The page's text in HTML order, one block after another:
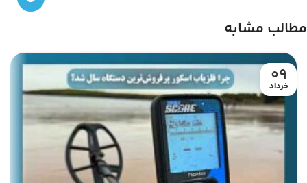
مطالب مشابه
09
خرداد